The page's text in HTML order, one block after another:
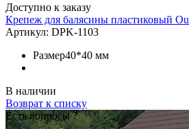
Доступно к заказу
Крепеж для балясины пластиковый
Артикул: DPK-1103
Размер40*40 мм
В наличии
Возврат к списку
Есть вопросы ?